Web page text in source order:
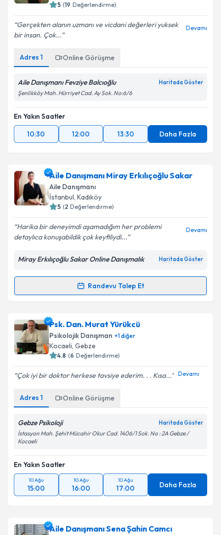
5 (19 Değerlendirme)
Gerçekten alanın uzmanı ve vicdani değerleri yuksek
bir insan. Çok...
Devamı
Adres 1 Online Görüşme
Aile Danışmanı Fevziye Balcıoğlu Haritada Göster
Şenlikköy Mah. Hürriyet Cad. Ay Sok. No:6/6
En Yakın Saatler
10:30
12:00 13:30 Daha Fazla
Aile Danışmanı Miray Erkılıçoğlu Sakar
Aile Danışmanı
İstanbul, Kadıköy
5 (2 Değerlendirme)
Harika bir deneyimdi aşamadığım her problemi
detaylıca konuşabildik çok keyfiliydi...
Devamı
Miray Erkılıçoğlu Sakar Online Danışmalık Haritada Göster
Randevu Talep Et
Randevu Takvimi Talebi
Aile Danışmanı Miray Erkılıçoğlu Sakar
randevu takvimi talebi oluşturun. Size bu uzmandan
randevu almanız için bir takvim hazırlandığında e-
posta ile bilgilendireceğiz.
E-posta Adresiniz
Kişisel verilerimin işlenmesine ilişkin
Aydınlatma
Metni'ni okudum ve kişisel verilerimin belirtilen
Takvim Talebini Gönder
Psk. Dan. Murat Yürükcü
Psikolojik Danışman +1diğer
Kocaeli, Gebze
4.8 (6 Değerlendirme)
Çok iyi bir doktor herkese tavsiye ederim. . . Kısa... Devamı
Adres 1 Online Görüşme
Gebze Psikoloji Haritada Göster
İstasyon Mah. Şehit Mücahir Okur Cad. 1406/1 Sok. No : 2A Gebze /
Kocaeli
En Yakın Saatler
10 Ağu
15:00
10 Ağu
16:00
10 Ağu
17:00 Daha Fazla
Aile Danışmanı Sena Şahin Camcı